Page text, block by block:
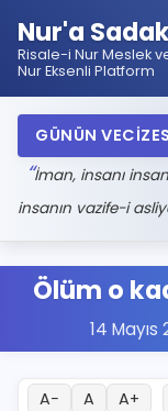
Nur'a
Risale-i Nur Meslek
Nur Eksenli Platform
GÜNÜN
İman, insanı
insanın vazife-i
Ölüm o
14 Mayıs
A− A A+